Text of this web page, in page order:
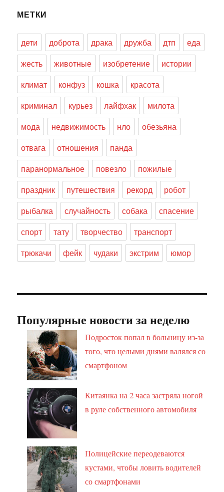
МЕТКИ
дети доброта драка дружба дтп
еда
жесть
животные изобретение
истории
климат
конфуз кошка
красота
криминал
курьез лайфхак
милота
мода
недвижимость нло
обезьяна
отвага
отношения
панда
паранормальное
повезло
пожилые
праздник
путешествия рекорд
робот
рыбалка
случайность собака
спасение
спорт
тату творчество
транспорт
трюкачи
фейк чудаки экстрим юмор
Популярные новости за неделю
Подросток попал в больницу из-за
того, что целыми днями валялся со
смартфоном
Китаянка на 2 часа застряла ногой
в руле собственного автомобиля
Полицейские переодеваются
кустами, чтобы ловить водителей
со смартфонами